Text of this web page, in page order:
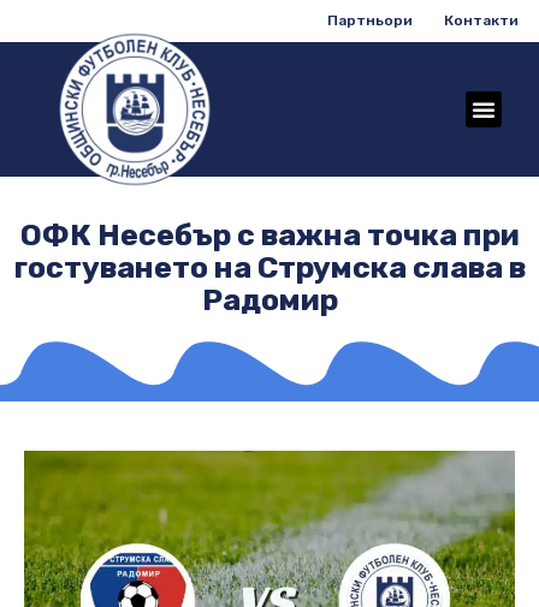
Партньори Контакти
ОФК Несебър с важна точка при
гостуването на Струмска слава в
Радомир